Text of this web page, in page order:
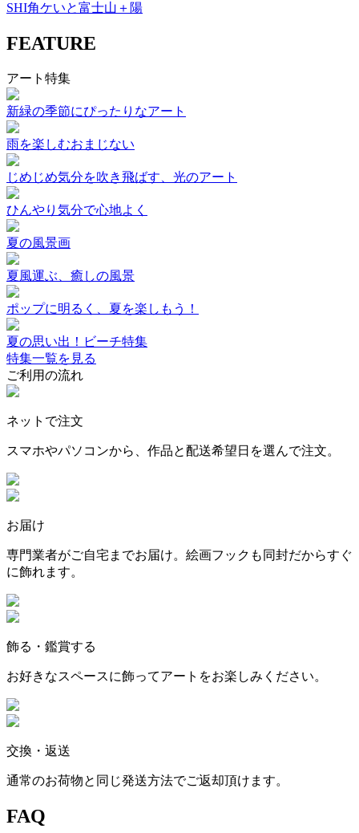
SHI角ケいと富士山＋陽
FEATURE
アート特集
新緑の季節にぴったりなアート
雨を楽しむおまじない
じめじめ気分を吹き飛ばす、光のアート
ひんやり気分で心地よく
夏の風景画
夏風運ぶ、癒しの風景
ポップに明るく、夏を楽しもう！
夏の思い出！ビーチ特集
特集一覧を見る
ご利用の流れ
ネットで注文
スマホやパソコンから、作品と配送希望日を選んで注文。
お届け
専門業者がご自宅までお届け。絵画フックも同封だからすぐ
に飾れます。
飾る・鑑賞する
お好きなスペースに飾ってアートをお楽しみください。
交換・返送
通常のお荷物と同じ発送方法でご返却頂けます。
FAQ